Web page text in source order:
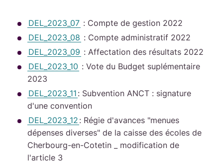
DEL_2023_07 : Compte de gestion 2022
DEL_2023_08 : Compte administratif 2022
DEL_2023_09 : Affectation des résultats 2022
DEL_2023_10 : Vote du Budget suplémentaire
2023
DEL_2023_11 : Subvention ANCT : signature
d'une convention
DEL_2023_12 : Régie d'avances "menues
dépenses diverses" de la caisse des écoles de
Cherbourg-en-Cotetin _ modification de
l'article 3